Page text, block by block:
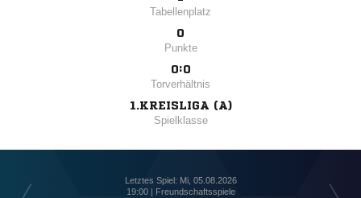
Tabellenplatz
0
Punkte
0:0
Torverhältnis
1.KREISLIGA (A)
Spielklasse
Letztes Spiel: Mi, 05.08.2026
19:00 | Freundschaftsspiele